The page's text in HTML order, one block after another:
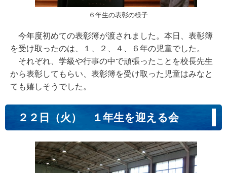
６年生の表彰の様子
今年度初めての表彰簿が渡されました。本日、表彰簿
を受け取ったのは、１、２、４、６年の児童でした。
それぞれ、学級や行事の中で頑張ったことを校長先生
から表彰してもらい、表彰簿を受け取った児童はみなと
ても嬉しそうでした。
２２日（火） １年生を迎える会